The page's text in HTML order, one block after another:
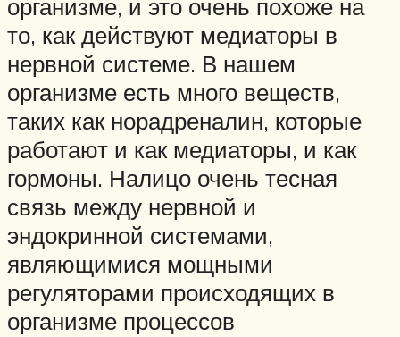
организме, и это очень похоже на
то, как действуют медиаторы в
нервной системе. В нашем
организме есть много веществ,
таких как норадреналин, которые
работают и как медиаторы, и как
гормоны. Налицо очень тесная
связь между нервной и
эндокринной системами,
являющимися мощными
регуляторами происходящих в
организме процессов